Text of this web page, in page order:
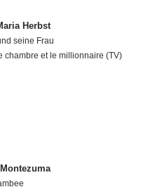
Herbst
seine Frau
chambre et le millionnaire (TV)